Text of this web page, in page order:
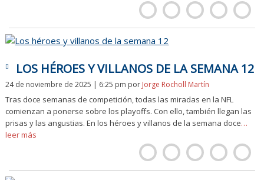
LOS HÉROES Y VILLANOS DE LA SEMANA 12
24 de noviembre de 2025 | 6:25 pm por Jorge Rocholl Martín
Tras doce semanas de competición, todas las miradas en la NFL
comienzan a ponerse sobre los playoffs. Con ello, también llegan las
prisas y las angustias. En los héroes y villanos de la semana doce…
leer más